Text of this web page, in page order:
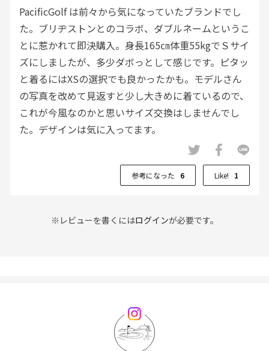
PacificGolf は前々から気になっていたブランドでし
た。ブリヂストンとのコラボ、ダブルネームというこ
とに惹かれて即決購入。身長165㎝体重55kgでＳサイ
ズにしましたが、多少ダボっとして感じです。ピタッ
と着るにはXSの選択でも良かったかも。モデルさん
の写真を改めて見返すと少し大きめに着ているので、
これが今風なのかと思いサイズ交換はしませんでし
た。デザインは気に入ってます。
参考になった 6 Like! 1
※レビューを書くにはログインが必要です。